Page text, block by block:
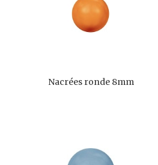
Nacrées ronde 8mm